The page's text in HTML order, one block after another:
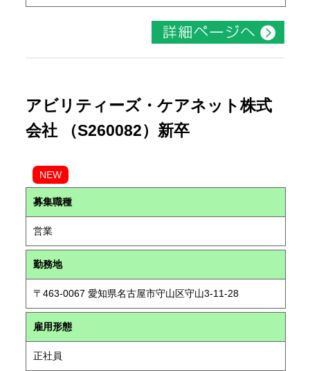
アビリティーズ・ケアネット株式
会社 （S260082）新卒
NEW
募集職種
営業
勤務地
〒463-0067 愛知県名古屋市守山区守山3-11-28
雇用形態
正社員